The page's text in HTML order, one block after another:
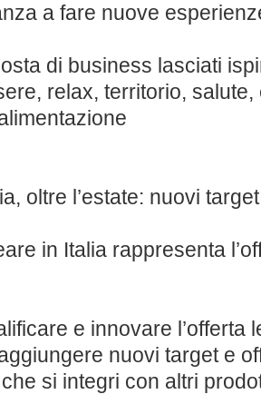
a fare nuove
di business lasciati
relax, territorio,
oltre l’estate: nuovi
in Italia rappresenta
e innovare l’offerta
nuovi target e
si integri con altri